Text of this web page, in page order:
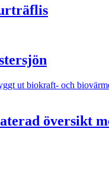
ut biokraft- och
översikt